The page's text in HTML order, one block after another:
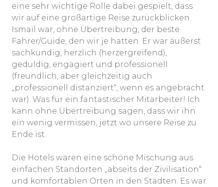
eine sehr wichtige Rolle dabei gespielt, dass
wir auf eine großartige Reise zurückblicken.
Ismail war, ohne Übertreibung, der beste
Fahrer/Guide, den wir je hatten. Er war äußerst
sachkundig, herzlich (herzergreifend),
geduldig, engagiert und professionell
(freundlich, aber gleichzeitig auch
„professionell distanziert“, wenn es angebracht
war). Was für ein fantastischer Mitarbeiter! Ich
kann ohne Übertreibung sagen, dass wir ihn
ein wenig vermissen, jetzt wo unsere Reise zu
Ende ist.
Die Hotels waren eine schöne Mischung aus
einfachen Standorten „abseits der Zivilisation“
und komfortablen Orten in den Städten. Es war